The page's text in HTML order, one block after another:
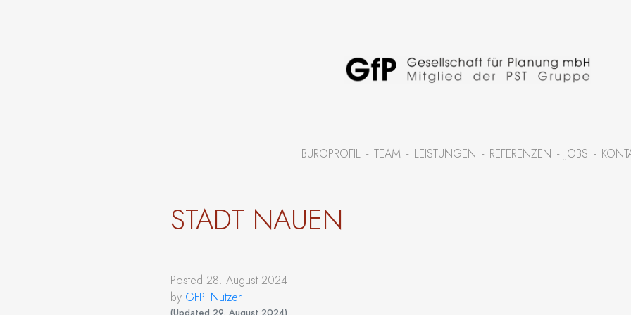
BÜROPROFIL TEAM LEISTUNGEN REFERENZEN JOBS
STADT NAUEN
Posted 28. August 2024
by GFP_Nutzer